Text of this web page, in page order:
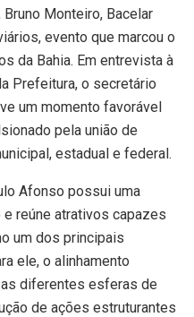
Monteiro, Bacelar
evento que marcou o
da Bahia. Em entrevista à
Prefeitura, o secretário
um momento favorável
pela união de
estadual e federal.
Afonso possui uma
reúne atrativos capazes
um dos principais
ele, o alinhamento
diferentes esferas de
de ações estruturantes